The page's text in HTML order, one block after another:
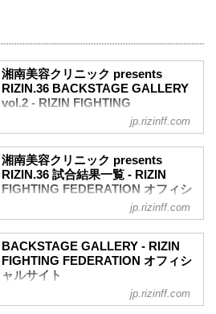
湘南美容クリニック presents
RIZIN.36 BACKSTAGE GALLERY
vol.2 - RIZIN FIGHTING
FEDERATION オフィシャルサイト
収めた「BACKSTAGE GALLERY」
第10試合〜第13試合までのvol.1はこちら
第9試合 ／昇侍 vs. ヤン・ジヨン
第8試合 ／渡慶次幸平 vs. 岸本篤史
岸本篤史3
渡慶次幸平3
第7試合 ／大雅 vs. 新田宗一朗
新田宗一朗3
jp.rizinff.com
湘南美容クリニック presents
RIZIN.36 試合結果一覧 - RIZIN
FIGHTING FEDERATION オフィシ
RIZIN MMAルール：5分 3R（66.0kg）
（LOSE）鈴木博昭 vs. 平本蓮（WIN）
3R 判定 （1-2）
第12試合 ／山本美憂 vs. 大島沙緒里
jp.rizinff.com
BACKSTAGE GALLERY - RIZIN
FIGHTING FEDERATION オフィシ
ャルサイト
BACKSTAGE GALLERY の記事一覧 - 格
jp.rizinff.com